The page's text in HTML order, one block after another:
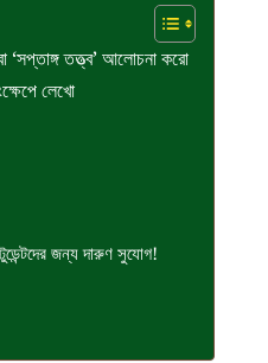
‘সপ্তাঙ্গ তত্ত্ব’ আলোচনা করো
লেখো
জন্য দারুণ সুযোগ!